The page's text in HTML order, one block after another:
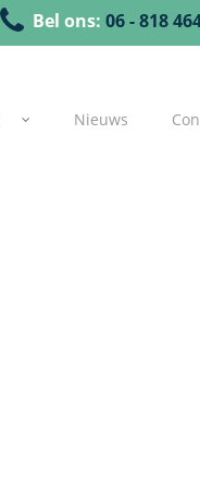
Bel ons: 06 - 818
Nieuws